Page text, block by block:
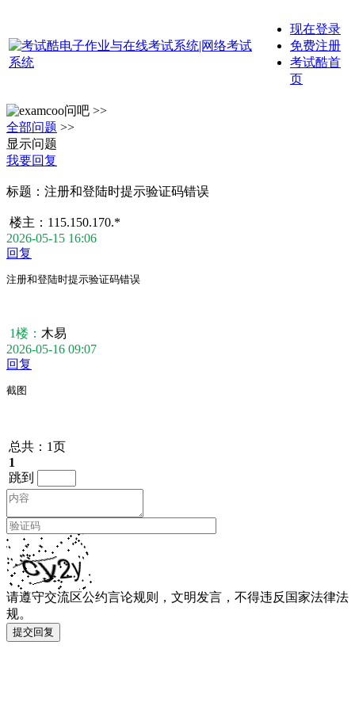
现在登录
免费注册
考试酷首
页
问吧 >>
全部问题 >>
显示问题
我要回复
标题： 注册和登陆时提示验证码错误
楼主： 115.150.170.*
2026-05-15 16:06
回复
注册和登陆时提示验证码错误
1楼： 木易
2026-05-16 09:07
回复
截图
总共：1页
1
跳到
请遵守交流区公约言论规则，文明发言，不得违反国家法律法
规。
提交回复